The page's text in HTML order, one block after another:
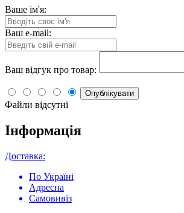
Ваше ім'я:
Ваш e-mail:
Ваш відгук про товар:
Опублікувати
Файли відсутні
Інформація
Доставка:
По Україні
Адресна
Самовивіз